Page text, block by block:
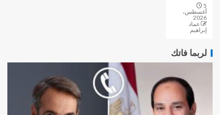
5
أغسطس،
2026
عماد
إبراهيم
لربما فاتك